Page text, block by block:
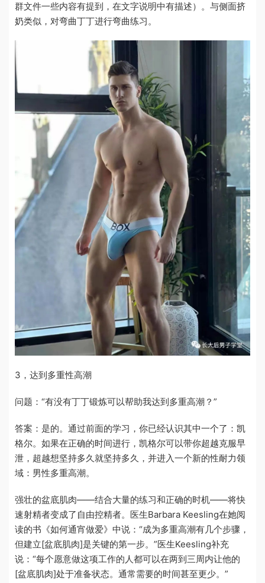
群文件一些内容有提到，在文字说明中有描述）。与侧面挤
奶类似，对弯曲丁丁进行弯曲练习。
3 ，达到多重性高潮
问题： “有没有丁丁锻炼可以帮助我达到多重高潮？ ”
答案：是的。通过前面的学习，你已经认识其中一个了：凯
格尔。如果在正确的时间进行，凯格尔可以带你超越克服早
泄，超越想坚持多久就坚持多久，并进入一个新的性耐力领
域：男性多重高潮。
强壮的盆底肌肉——结合大量的练习和正确的时机——将快
速射精者变成了自由控精者。医生Barbara Keesling在她阅
读的书《如何通宵做爱》中说：“成为多重高潮有几个步骤，
但建立[盆底肌肉]是关键的第一步。”医生Keesling补充
说：“每个愿意做这项工作的人都可以在两到三周内让他的
[盆底肌肉]处于准备状态。通常需要的时间甚至更少。”